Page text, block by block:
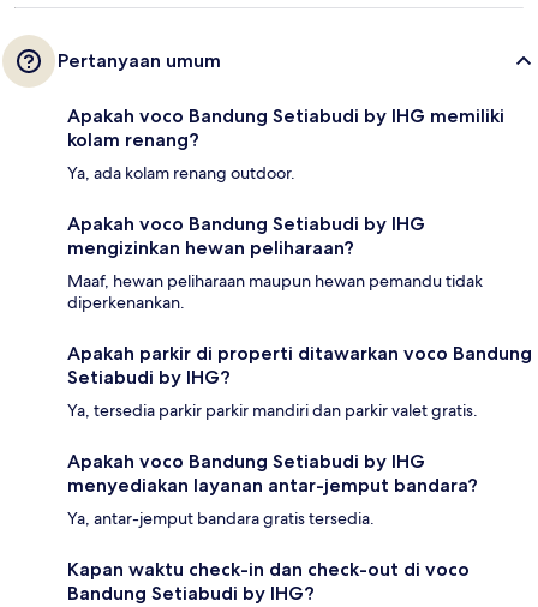
Pertanyaan umum
Apakah voco Bandung Setiabudi by IHG memiliki
kolam renang?
Ya, ada kolam renang outdoor.
Apakah voco Bandung Setiabudi by IHG
mengizinkan hewan peliharaan?
Maaf, hewan peliharaan maupun hewan pemandu tidak
diperkenankan.
Apakah parkir di properti ditawarkan voco Bandung
Setiabudi by IHG?
Ya, tersedia parkir parkir mandiri dan parkir valet gratis.
Apakah voco Bandung Setiabudi by IHG
menyediakan layanan antar-jemput bandara?
Ya, antar-jemput bandara gratis tersedia.
Kapan waktu check-in dan check-out di voco
Bandung Setiabudi by IHG?